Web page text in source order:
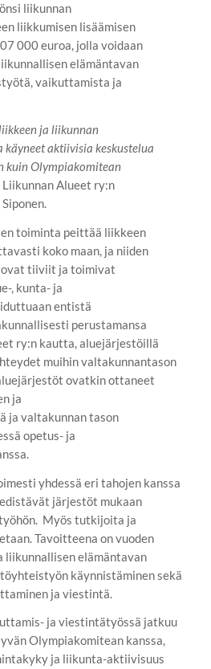
liikunnan
liikkumisen lisäämisen
000 euroa, jolla voidaan
elämäntavan
vaikuttamista ja
ja liikunnan
käyneet aktiivisia keskustelua
kuin Olympiakomitean
Liikunnan Alueet ry:n
toiminta peittää liikkeen
koko maan, ja niiden
tiiviit ja toimivat
, kunta- ja
entistä
perustamansa
ry:n kautta, aluejärjestöillä
muihin valtakunnantason
ovatkin ottaneet
ja
ja valtakunnan tason
opetus- ja
yhdessä eri tahojen kanssa
järjestöt mukaan
Myös tutkijoita ja
Tavoitteena on vuoden
liikunnallisen elämäntavan
käynnistäminen sekä
ja viestintä.
ja viestintätyössä jatkuu
Olympiakomitean kanssa,
ja liikunta-aktiivisuus